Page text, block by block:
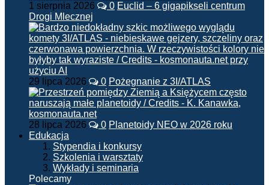
1 sierpnia 2026 0 Euclid – 6 gigapikseli centrum
Drogi Mlecznej
29 lipca 2026 0 Pożegnanie z 3I/ATLAS
28 lipca 2026 0 Planetoidy NEO w 2026 roku
Edukacja
Stypendia i konkursy
Szkolenia i warsztaty
Wykłady i seminaria
Polecamy